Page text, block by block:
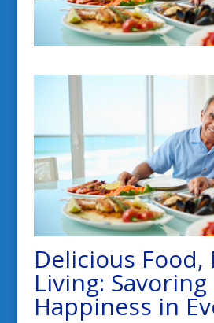
Delicious
Living: Savoring
Happiness in